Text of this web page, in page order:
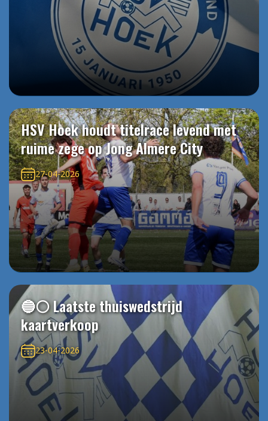
HSV Hoek houdt titelrace levend met
ruime zege op Jong Almere City
27-04-2026
🔵⚪️ Laatste thuiswedstrijd
kaartverkoop
23-04-2026